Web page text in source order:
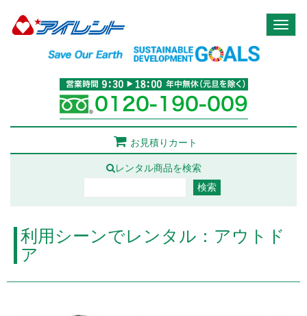
お見積りカート
レンタル商品を検索
利用シーンでレンタル：アウトド
ア